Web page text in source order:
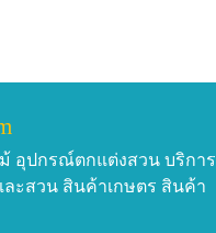
อุปกรณ์ตกแต่งสวน บริการ
ะสวน สินค้าเกษตร สินค้า